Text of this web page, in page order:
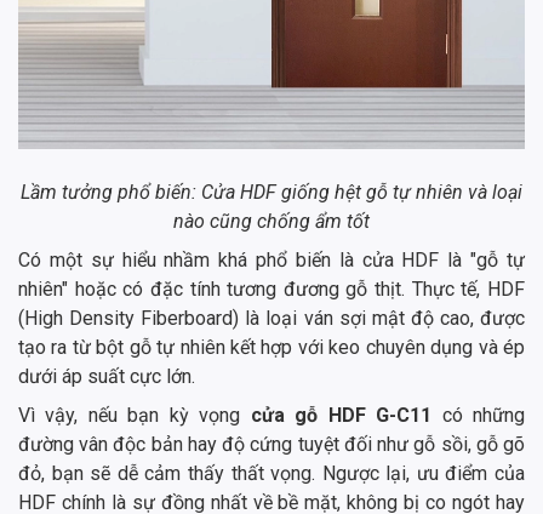
Lầm tưởng phổ biến: Cửa HDF giống hệt gỗ tự nhiên và loại
nào cũng chống ẩm tốt
Có một sự hiểu nhầm khá phổ biến là cửa HDF là "gỗ tự
nhiên" hoặc có đặc tính tương đương gỗ thịt. Thực tế, HDF
(High Density Fiberboard) là loại ván sợi mật độ cao, được
tạo ra từ bột gỗ tự nhiên kết hợp với keo chuyên dụng và ép
dưới áp suất cực lớn.
Vì vậy, nếu bạn kỳ vọng cửa gỗ HDF G-C11
có những
đường vân độc bản hay độ cứng tuyệt đối như gỗ sồi, gỗ gõ
đỏ, bạn sẽ dễ cảm thấy thất vọng. Ngược lại, ưu điểm của
HDF chính là sự đồng nhất về bề mặt, không bị co ngót hay